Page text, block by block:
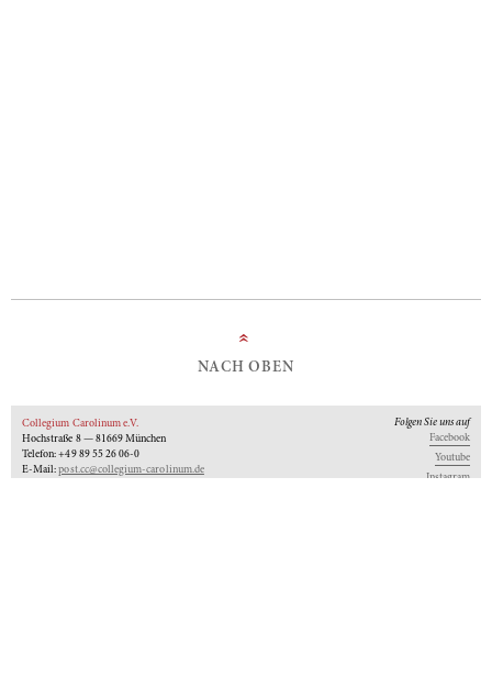
»
NACH OBEN
Collegium Carolinum e.V.
Hochstraße 8 — 81669 München
Telefon: +49 89 55 26 06-0
E-Mail:post.cc@collegium-carolinum.de
Folgen Sie uns auf
Facebook
Youtube
Instagram